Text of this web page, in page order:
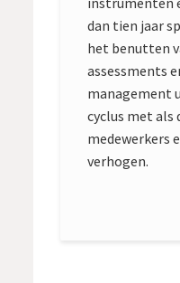
dan tien jaar
het benutten
assessments
management
cyclus met als
medewerkers
verhogen.